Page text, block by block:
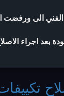
الى ورفضت
بعد اجراء